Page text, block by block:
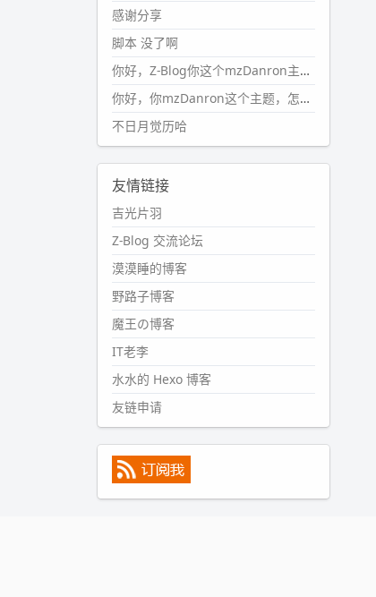
wdssmq
2024-09-23 21:00:49
#PubWord
一次？？碎雨集_沉冰浮水_第1页
https://www.wdssmq.com/ta
g/%E7%A2%8E%E9%9B%A8%E
9%9B%86/
wdssmq
2024-09-23 20:58:40
话，2024 年目前只发了 13 条
嘟？？？？
wdssmq
2024-09-15 10:32:07
#PubWordVSCode 内 git 操作卡
住的时候没办法主动取消一直是个
痛点，一般都是推送或拉取，今天
连提交都卡了。。
wdssmq
#PubWord又一个夏天过去了，
所以今年也没买防水鞋套；然后天
凉了，为了应对踢被子买了睡袋，
不知道 1.2 米会不会略窄。。
感谢分享
脚本 没了啊
你好，Z-Blog你这个mzDanron主题，怎么去除文章标题图像和文章摘要，仅显示标题，感谢回复！
你好，你mzDanron这个主题，怎么去除文章标题的图像和文章摘要！仅显示标题，感谢回复解决！
不日月觉历哈
友情链接
吉光片羽
Z-Blog 交流论坛
漠漠睡的博客
野路子博客
魔王の博客
IT老李
水水的 Hexo 博客
友链申请